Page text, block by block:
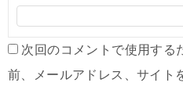
次回のコメントで使用する
前、メールアドレス、サイト